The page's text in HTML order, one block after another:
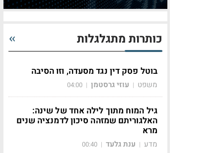
כותרות מתגלגלות
בוטל פסק דין נגד מסעדה, וזו הסיבה
משפט | עוזי גרסטמן |
04:00
גיל המוח מתוך לילה אחד של שינה:
האלגוריתם שמזהה סיכון לדמנציה שנים
מרא
מדע | ענת גלעד |
00:40